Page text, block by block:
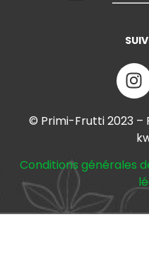
© Primi-Frutti 2023 –
Conditions générales